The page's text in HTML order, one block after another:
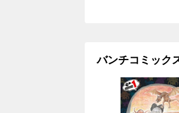
バンチコミック